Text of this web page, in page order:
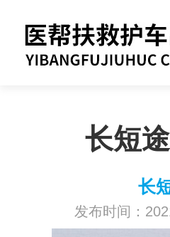
长短
长
发布时间：